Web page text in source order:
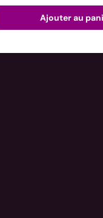
Ajouter au